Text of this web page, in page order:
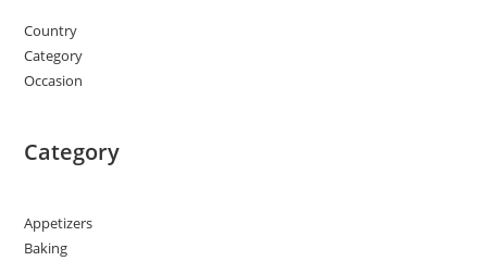
Country
Category
Occasion
Category
Appetizers
Baking